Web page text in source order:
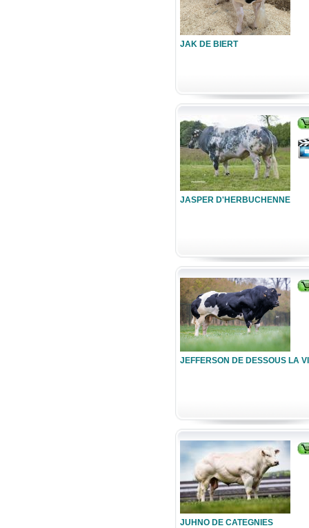
JAK DE BIERT
JASPER D'HERBUCHENNE
JEFFERSON DE DESSOUS LA
JUHNO DE CATEGNIES